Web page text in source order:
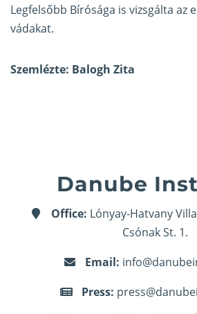
Legfelsőbb Bírósága is vizsgálta az
vádakat.
Szemlézte: Balogh Zita
Danube
Office: Lónyay-Hatvany
Csónak St. 1.
Email:
Press: